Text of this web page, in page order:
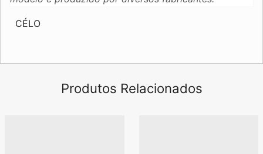
CÉLO
Produtos Relacionados